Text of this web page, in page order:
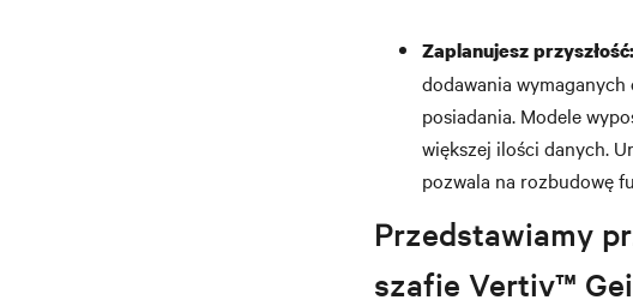
Zaplanujesz przyszłość:
dodawania
posiadania. Modele
większej ilości danych.
pozwala na rozbudowę
Przedstawiamy
szafie Vertiv™